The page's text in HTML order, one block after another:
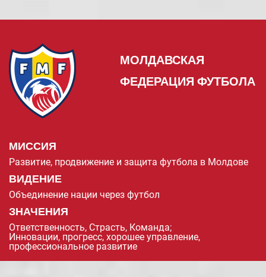
МОЛДАВСКАЯ
ФЕДЕРАЦИЯ ФУТБОЛА
МИССИЯ
Развитие, продвижение и защита футбола в Молдове
ВИДЕНИЕ
Объединение нации через футбол
ЗНАЧЕНИЯ
Ответственность, Страсть, Команда;
Инновации, прогресс, хорошее управление,
профессиональное развитие